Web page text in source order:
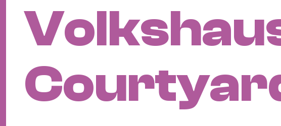
Natur & Parks